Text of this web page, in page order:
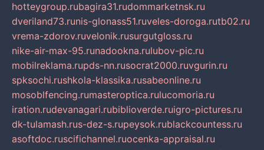
hotteygroup.rubagira31.rudommarketnsk.ru
dveriland73.runis-glonass51.ruveles-doroga.rutb02.ru
vrema-zdorov.ruvelonik.rusurgutgloss.ru
nike-air-max-95.runadookna.rulubov-pic.ru
mobilreklama.rupds-nn.rusocrat2000.ruvgurin.ru
spksochi.rushkola-klassika.rusabeonline.ru
mosoblfencing.rumasteroptica.rulucomoria.ru
iration.rudevanagari.rubiblioverde.ruigro-pictures.ru
dk-tulamash.rus-dez-s.rupeysok.rublackcountess.ru
asoftdoc.ruscifichannel.ruocenka-appraisal.ru